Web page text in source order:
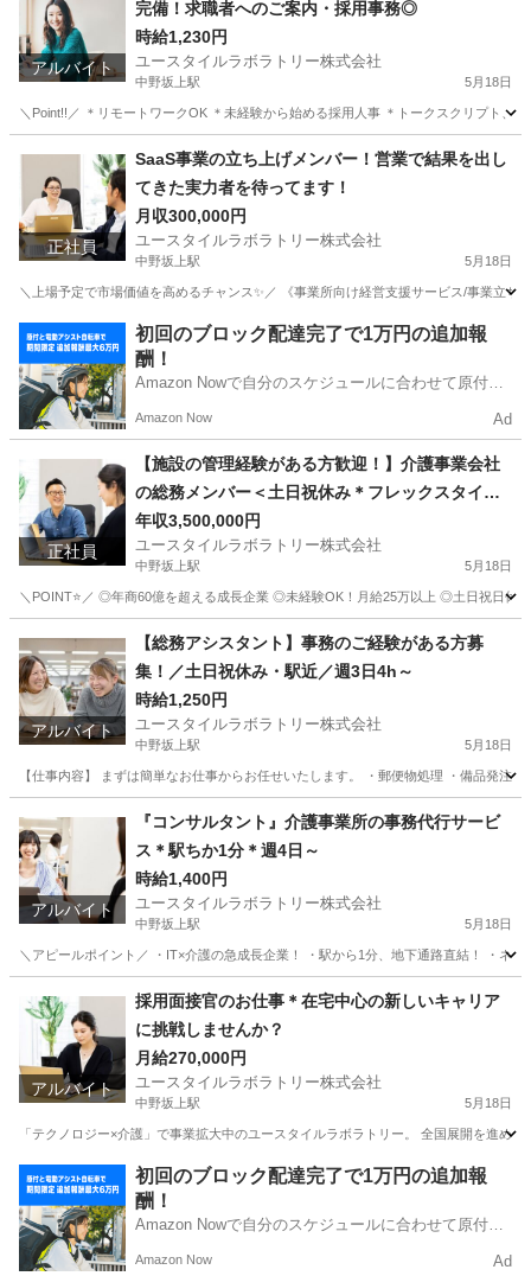
アルバイト
完備！求職者へのご案内・採用事務◎
時給1,230円
ユースタイルラボラトリー株式会社
中野坂上駅 5月18日
＼Point!!／ ＊リモートワークOK ＊未経験から始める採用人事 ＊トークスクリプト、
中野坂上駅 人事 リモートワーク
正社員
SaaS事業の立ち上げメンバー！営業で結果を出し
てきた実力者を待ってます！
月収300,000円
ユースタイルラボラトリー株式会社
中野坂上駅 5月18日
＼上場予定で市場価値を高めるチャンス✨／ 《事業所向け経営支援サービス/事業立
中野坂上駅 その他 東京 中野区
中野坂上駅 その他
初回のブロック配達完了で1万円の追加報
酬！
Amazon Nowで自分のスケジュールに合わせて原付や
う！
Amazon Now Ad
正社員
【施設の管理経験がある方歓迎！】介護事業会社
の総務メンバー＜土日祝休み＊フレックスタイム
制＞
年収3,500,000円
ユースタイルラボラトリー株式会社
中野坂上駅 5月18日
＼POINT⭐／ ◎年商60億を超える成長企業 ◎未経験OK！月給25万以上 ◎土日祝日休
中野坂上駅 東京 中野区
中野坂上駅 総務 未経験
アルバイト
【総務アシスタント】事務のご経験がある方募
集！／土日祝休み・駅近／週3日4h～
時給1,250円
ユースタイルラボラトリー株式会社
中野坂上駅 5月18日
【仕事内容】 まずは簡単なお仕事からお任せいたします。 ・郵便物処理 ・備品発注
中野坂上駅 一般事務 ミッション
アルバイト
『コンサルタント』介護事業所の事務代行サービ
ス＊駅ちか1分＊週4日～
時給1,400円
ユースタイルラボラトリー株式会社
中野坂上駅 5月18日
＼アピールポイント／ ・IT×介護の急成長企業！ ・駅から1分、地下通路直結！ ・
中野坂上駅 電話対応 東京 中野区
中野坂上駅 電話対応 カスタマー
アルバイト
採用面接官のお仕事＊在宅中心の新しいキャリア
に挑戦しませんか？
月給270,000円
ユースタイルラボラトリー株式会社
中野坂上駅 5月18日
「テクノロジー×介護」で事業拡大中のユースタイルラボラトリー。 全国展開を進め
中野坂上駅 人事 東京 中野区
中野坂上駅 人事
初回のブロック配達完了で1万円の追加報
酬！
Amazon Nowで自分のスケジュールに合わせて原付や
う！
Amazon Now Ad